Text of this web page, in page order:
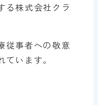
る株式会社クラ
従事者への敬意
います。